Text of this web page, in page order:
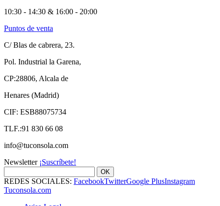
10:30 - 14:30 & 16:00 - 20:00
Puntos de venta
C/ Blas de cabrera, 23.
Pol. Industrial la Garena,
CP:28806, Alcala de
Henares (Madrid)
CIF: ESB88075734
TLF.:91 830 66 08
info@tuconsola.com
Newsletter ¡Suscríbete!
OK
REDES SOCIALES: FacebookTwitterGoogle PlusInstagram
Tuconsola.com